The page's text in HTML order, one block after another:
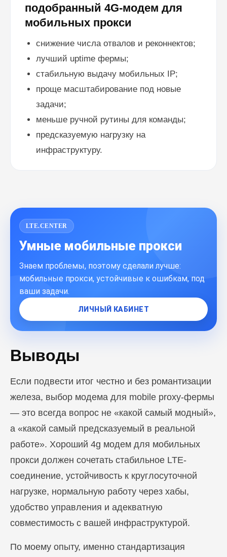
подобранный 4G-модем для
мобильных прокси
снижение числа отвалов и реконнектов;
лучший uptime фермы;
стабильную выдачу мобильных IP;
проще масштабирование под новые
задачи;
меньше ручной рутины для команды;
предсказуемую нагрузку на
инфраструктуру.
LTE.CENTER
Умные мобильные прокси
Знаем проблемы, поэтому сделали лучше:
мобильные прокси, устойчивые к ошибкам, под
ваши задачи.
ЛИЧНЫЙ КАБИНЕТ
Выводы
Если подвести итог честно и без романтизации
железа, выбор модема для mobile proxy-фермы
— это всегда вопрос не «какой самый модный»,
а «какой самый предсказуемый в реальной
работе». Хороший 4g модем для мобильных
прокси должен сочетать стабильное LTE-
соединение, устойчивость к круглосуточной
нагрузке, нормальную работу через хабы,
удобство управления и адекватную
совместимость с вашей инфраструктурой.
По моему опыту, именно стандартизация